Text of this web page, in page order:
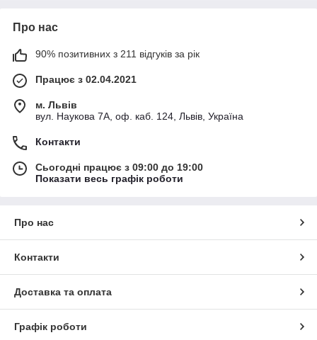
Про нас
90% позитивних з 211 відгуків за рік
Працює з 02.04.2021
м. Львів
вул. Наукова 7А, оф. каб. 124, Львів, Україна
Контакти
Сьогодні працює з 09:00 до 19:00
Показати весь графік роботи
Про нас
Контакти
Доставка та оплата
Графік роботи